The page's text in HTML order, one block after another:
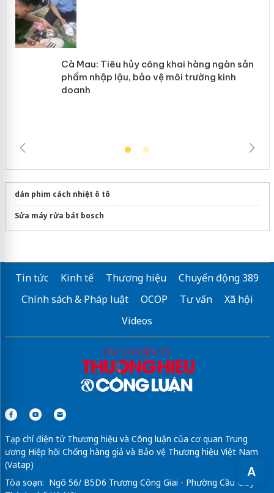
A
Cà Mau: Tiêu hủy công khai hàng
ngàn sản phẩm nhập lậu, bảo vệ môi
trường kinh doanh
dán phim cách nhiệt ô tô
Sửa máy rửa bát bosch
Tin tức Kinh tế Thương hiệu
Chuyển động 389
Chính sách & Pháp luật
OCOP Tư vấn
Xã hội
Videos
Tạp chí điện tử Thương hiệu và Công luận của cơ quan Trung
ương Hiệp hội Chống hàng giả và Bảo vệ Thương hiệu Việt Nam
(Vatap)
Tòa soạn: Ngõ 56/ B5D6 Trương Công Giai - Phường Cầu Giấy -